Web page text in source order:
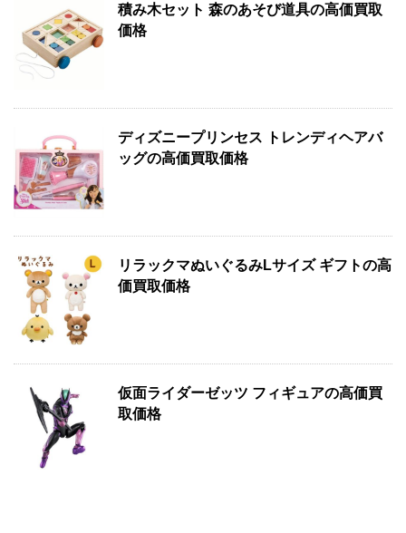
積み木セット 森のあそび道具の高価買取
価格
ディズニープリンセス トレンディヘアバ
ッグの高価買取価格
リラックマぬいぐるみLサイズ ギフトの高
価買取価格
仮面ライダーゼッツ フィギュアの高価買
取価格